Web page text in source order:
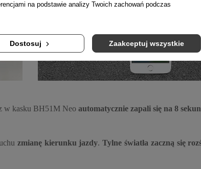
w kasku BH51M Neo automatycznie zapali się na 8
zmianę kierunku jazdy.Tylne światła zaczną się
na podstawie analizy Twoich zachowań podczas
Dostosuj Zaakceptuj wszystkie